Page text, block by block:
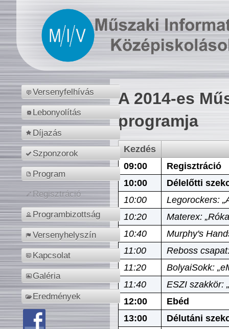
Versenyfelhívás
Lebonyolítás
Díjazás
Szponzorok
Program
Regisztráció
Programbizottság
Versenyhelyszín
Kapcsolat
Galéria
Eredmények
A 2014-es
programja
Kezdés
09:00
Regisztráció
10:00
Délelőtti
10:00
Legorockers:
10:20
Materex:
10:40
Murphy's
11:00
Reboss
11:20
BolyaiSokk:
11:40
ESZI szakkör:
12:00
Ebéd
13:00
Délutáni